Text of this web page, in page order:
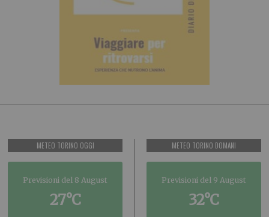
METEO TORINO OGGI
Previsioni del 8 August
27°C
METEO TORINO DOMANI
Previsioni del 9 August
32°C